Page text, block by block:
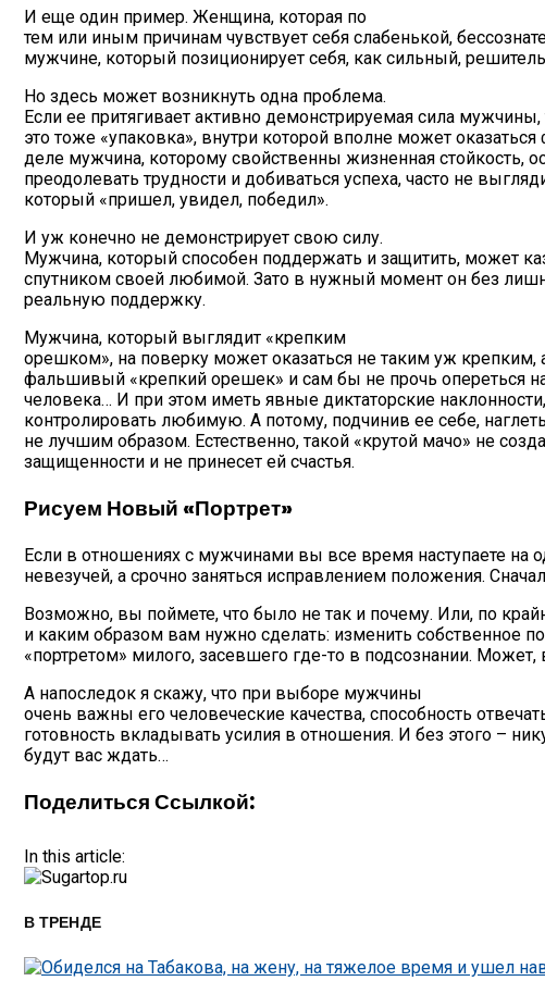
И еще один пример. Женщина, которая по
тем или иным причинам чувствует себя слабенькой,
мужчине, который позиционирует себя, как сильный,
Но здесь может возникнуть одна проблема.
Если ее притягивает активно демонстрируемая сила
это тоже «упаковка», внутри которой вполне может
деле мужчина, которому свойственны жизненная стойкость,
преодолевать трудности и добиваться успеха, часто не
который «пришел, увидел, победил».
И уж конечно не демонстрирует свою силу.
Мужчина, который способен поддержать и защитить, может
спутником своей любимой. Зато в нужный момент он без
реальную поддержку.
Мужчина, который выглядит «крепким
орешком», на поверку может оказаться не таким уж крепким,
фальшивый «крепкий орешек» и сам бы не прочь опереться
человека… И при этом иметь явные диктаторские
контролировать любимую. А потому, подчинив ее себе,
не лучшим образом. Естественно, такой «крутой мачо» не
защищенности и не принесет ей счастья.
Рисуем Новый «портрет»
Если в отношениях с мужчинами вы все время наступаете на
невезучей, а срочно заняться исправлением положения.
Возможно, вы поймете, что было не так и почему. Или, по
и каким образом вам нужно сделать: изменить собственное
«портретом» милого, засевшего где-то в подсознании.
А напоследок я скажу, что при выборе мужчины
очень важны его человеческие качества, способность
готовность вкладывать усилия в отношения. И без этого –
будут вас ждать…
Поделиться Ссылкой:
In this article:
В ТРЕНДЕ